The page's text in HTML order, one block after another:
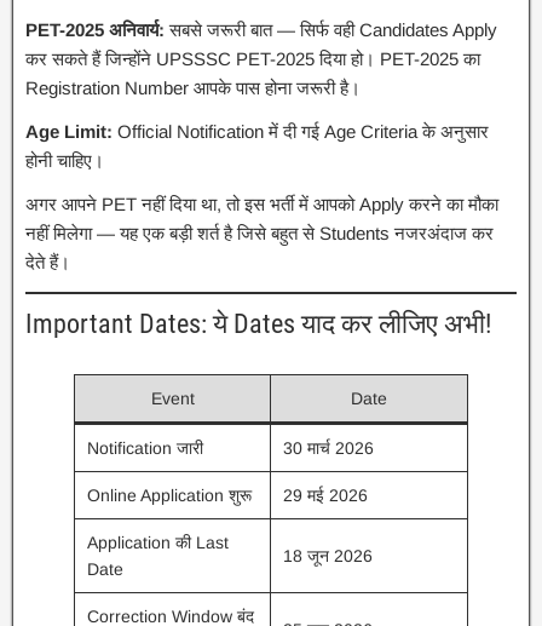
PET-2025 अनिवार्य: सबसे जरूरी बात — सिर्फ वही Candidates Apply
कर सकते हैं जिन्होंने UPSSSC PET-2025 दिया हो। PET-2025 का
Registration Number आपके पास होना जरूरी है।
Age Limit: Official Notification में दी गई Age Criteria के अनुसार
होनी चाहिए।
अगर आपने PET नहीं दिया था, तो इस भर्ती में आपको Apply करने का मौका
नहीं मिलेगा — यह एक बड़ी शर्त है जिसे बहुत से Students नजरअंदाज कर
देते हैं।
Important Dates: ये Dates याद कर लीजिए अभी!
Event Date
Notification जारी 30 मार्च 2026
Online Application शुरू 29 मई 2026
Application की Last
Date
18 जून 2026
Correction Window बंद